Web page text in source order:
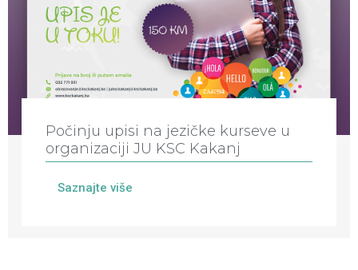
Počinju upisi na jezičke kurseve u
organizaciji JU KSC Kakanj
Saznajte više